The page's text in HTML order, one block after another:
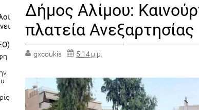
Δήμος Αλίμου:
πλατεία Ανεξαρτησίας
gxcoukis 5:14 μ.μ.